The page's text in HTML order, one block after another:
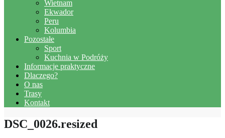
Wietnam
Ekwador
Peru
Kolumbia
Pozostałe
Sport
Kuchnia w Podróży
Informacje praktyczne
Dlaczego?
O nas
Trasy
Kontakt
DSC_0026.resized